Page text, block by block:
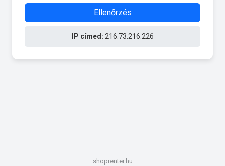
Ellenőrzés
IP címed: 216.73.216.226
shoprenter.hu